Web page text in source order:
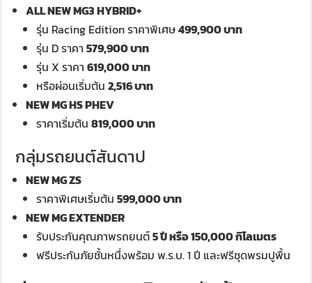
ALL NEW MG3 HYBRID+
รุ่น Racing Edition ราคาพิเศษ499,900 บาท
รุ่น D ราคา579,900 บาท
รุ่น X ราคา619,000 บาท
หรือผ่อนเริ่มต้น2,516 บาท
NEW MG HS PHEV
ราคาเริ่มต้น819,000 บาท
กลุ่มรถยนต์สันดาป
NEW MG ZS
ราคาพิเศษเริ่มต้น599,000 บาท
NEW MG EXTENDER
รับประกันคุณภาพรถยนต์5 ปี หรือ 150,000 กิโลเมตร
ฟรีประกันภัยชั้นหนึ่งพร้อม พ.ร.บ. 1 ปี และฟรีชุดพรมปูพื้น